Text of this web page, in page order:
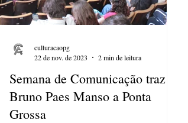
Semana de Comunicação traz
Bruno Paes Manso a Ponta
Grossa
culturacaopg
22 de nov. de 2023
2 min de leitura